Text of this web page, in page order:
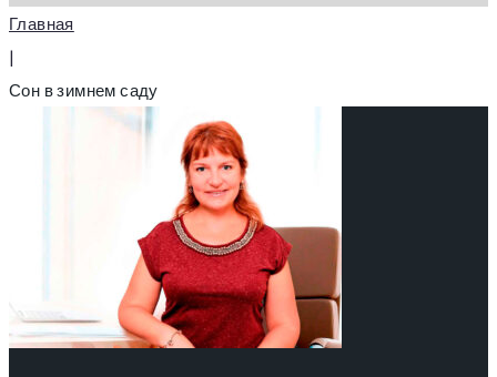
Главная
|
Сон в зимнем саду